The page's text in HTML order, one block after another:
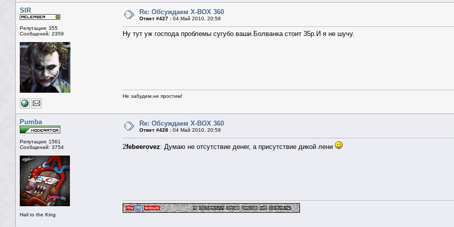
SIR
Репутация: 355
Сообщений: 2359
Re: Обсуждаем X-BOX 360
Ответ #427 : 04 Май 2010, 20:58
Ну тут уж господа проблемы сугубо ваши.Болванка стоит 35р.И я не шучу.
Не забудем,не простим!
Pumba
Репутация: 1561
Сообщений: 3754
Hail to the King
Re: Обсуждаем X-BOX 360
Ответ #428 : 04 Май 2010, 20:59
2febeerovez: Думаю не отсутствие денег, а присутствие дикой лени